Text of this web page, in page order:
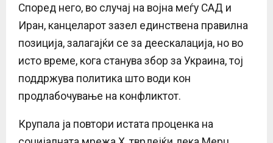
Според него, во случај на војна меѓу САД и
Иран, канцеларот зазел единствена правилна
позиција, залагајќи се за деескалација, но во
исто време, кога станува збор за Украина, тој
поддржува политика што води кон
продлабочување на конфликтот.
Крупала ја повтори истата проценка на